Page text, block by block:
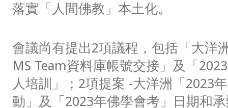
落實「人間佛教」本土化。
會議尚有提出2項議程，包括「大洋
MS Team資料庫帳號交接」及「
人培訓」；2項提案 -大洋洲「2023
動」及「2023年佛學會考」日期和